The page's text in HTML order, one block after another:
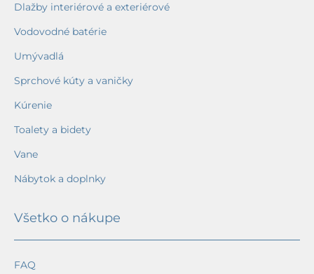
Dlažby interiérové a exteriérové
Vodovodné batérie
Umývadlá
Sprchové kúty a vaničky
Kúrenie
Toalety a bidety
Vane
Nábytok a doplnky
Všetko o nákupe
FAQ